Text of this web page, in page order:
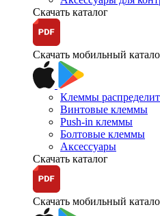
Скачать каталог
Скачать мобильный
Клеммы
Винтовые клеммы
Push-in клеммы
Болтовые клеммы
Аксессуары
Скачать каталог
Скачать мобильный